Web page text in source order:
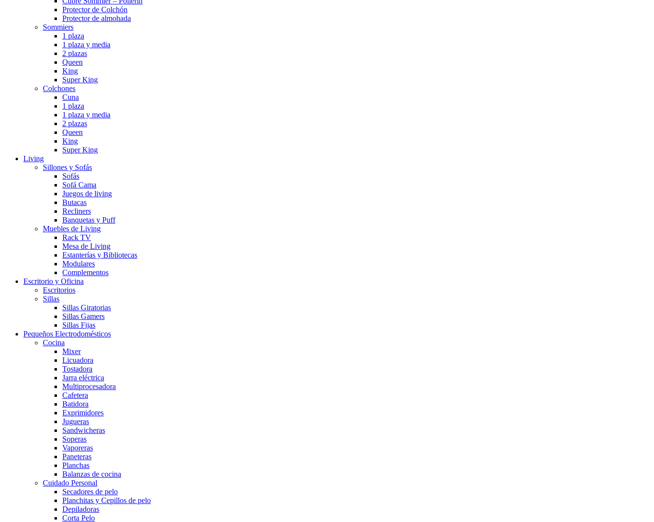
Protector de Colchón
Protector de almohada
Sommiers
1 plaza
1 plaza y media
2 plazas
Queen
King
Super King
Colchones
Cuna
1 plaza
1 plaza y media
2 plazas
Queen
King
Super King
Living
Sillones y Sofás
Sofás
Sofá Cama
Juegos de living
Butacas
Recliners
Banquetas y Puff
Muebles de Living
Rack TV
Mesa de Living
Estanterías y Bibliotecas
Modulares
Complementos
Escritorio y Oficina
Escritorios
Sillas
Sillas Giratorias
Sillas Gamers
Sillas Fijas
Pequeños Electrodomésticos
Cocina
Mixer
Licuadora
Tostadora
Jarra eléctrica
Multiprocesadora
Cafetera
Batidora
Exprimidores
Jugueras
Sandwicheras
Soperas
Vaporeras
Paneteras
Planchas
Balanzas de cocina
Cuidado Personal
Secadores de pelo
Planchitas y Cepillos de pelo
Depiladoras
Corta Pelo